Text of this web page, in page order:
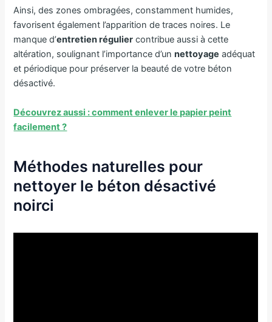
Ainsi, des zones ombragées, constamment humides,
favorisent également l’apparition de traces noires. Le
manque d’entretien régulier contribue aussi à cette
altération, soulignant l’importance d’unnettoyage adéquat
et périodique pour préserver la beauté de votre béton
désactivé.
Découvrez aussi : comment enlever le papier peint
facilement ?
Méthodes naturelles pour
nettoyer le béton désactivé
noirci